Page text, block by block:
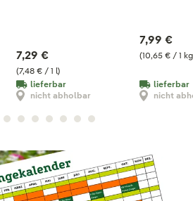
(7,48 € / 1 l)
7,29 €
lieferbar
nicht abholbar
(10,65 € / 1
7,99 €
lieferbar
nicht